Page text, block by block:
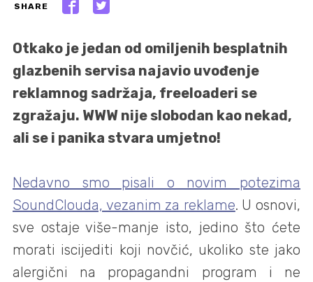
SHARE
Otkako je jedan od omiljenih besplatnih
glazbenih servisa najavio uvođenje
reklamnog sadržaja, freeloaderi se
zgražaju. WWW nije slobodan kao nekad,
ali se i panika stvara umjetno!
Nedavno smo pisali o novim potezima
SoundClouda, vezanim za reklame. U osnovi,
sve ostaje više-manje isto, jedino što ćete
morati iscijediti koji novčić, ukoliko ste jako
alergični na propagandni program i ne